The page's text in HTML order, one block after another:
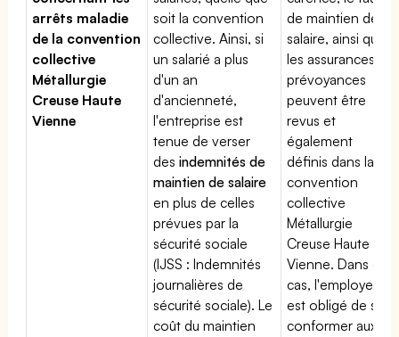
arrêts maladie
de la convention
collective
Métallurgie
Creuse Haute
Vienne
soit la convention
collective. Ainsi, si
un salarié a plus
d'un an
d'ancienneté,
l'entreprise est
tenue de verser
desindemnités de
maintien de salaire
en plus de celles
prévues par la
sécurité sociale
(IJSS : Indemnités
journalières de
sécurité sociale). Le
coût du maintien
de maintien de
salaire, ainsi que
les assurances
prévoyances
peuvent être
revus et
également
définis dans la
convention
collective
Métallurgie
Creuse Haute
Vienne. Dans ce
cas, l'employeur
est obligé de se
conformer aux